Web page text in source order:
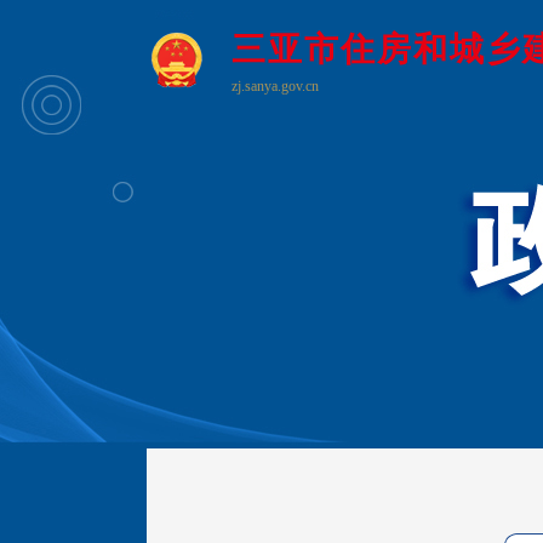
三亚市住房和城乡
zj.sanya.gov.cn